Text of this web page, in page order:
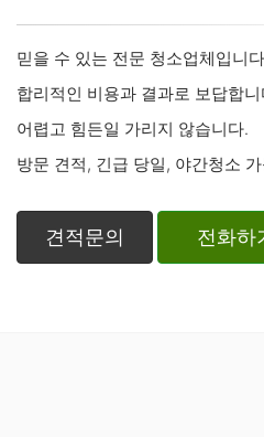
믿을 수 있는 전문 청소업체입니
합리적인 비용과 결과로 보답합니
어렵고 힘든일 가리지 않습니다.
방문 견적, 긴급 당일, 야간청소
견적문의 전화하